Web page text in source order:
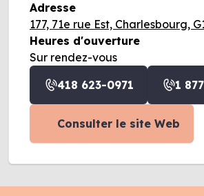
Adresse
177, 71e rue Est, Charlesbourg,
Heures d'ouverture
Sur rendez-vous
418 623-0971
1
Consulter le site Web